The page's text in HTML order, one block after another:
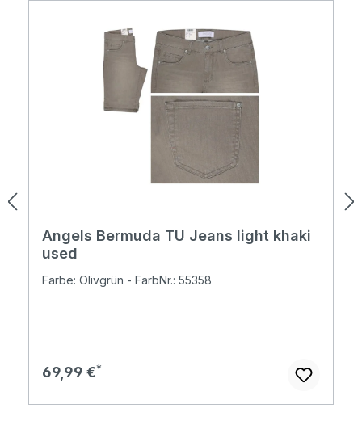
Angels Bermuda TU Jeans light khaki
used
Farbe: Olivgrün - FarbNr.: 55358
Regulärer Preis:
69,99 €